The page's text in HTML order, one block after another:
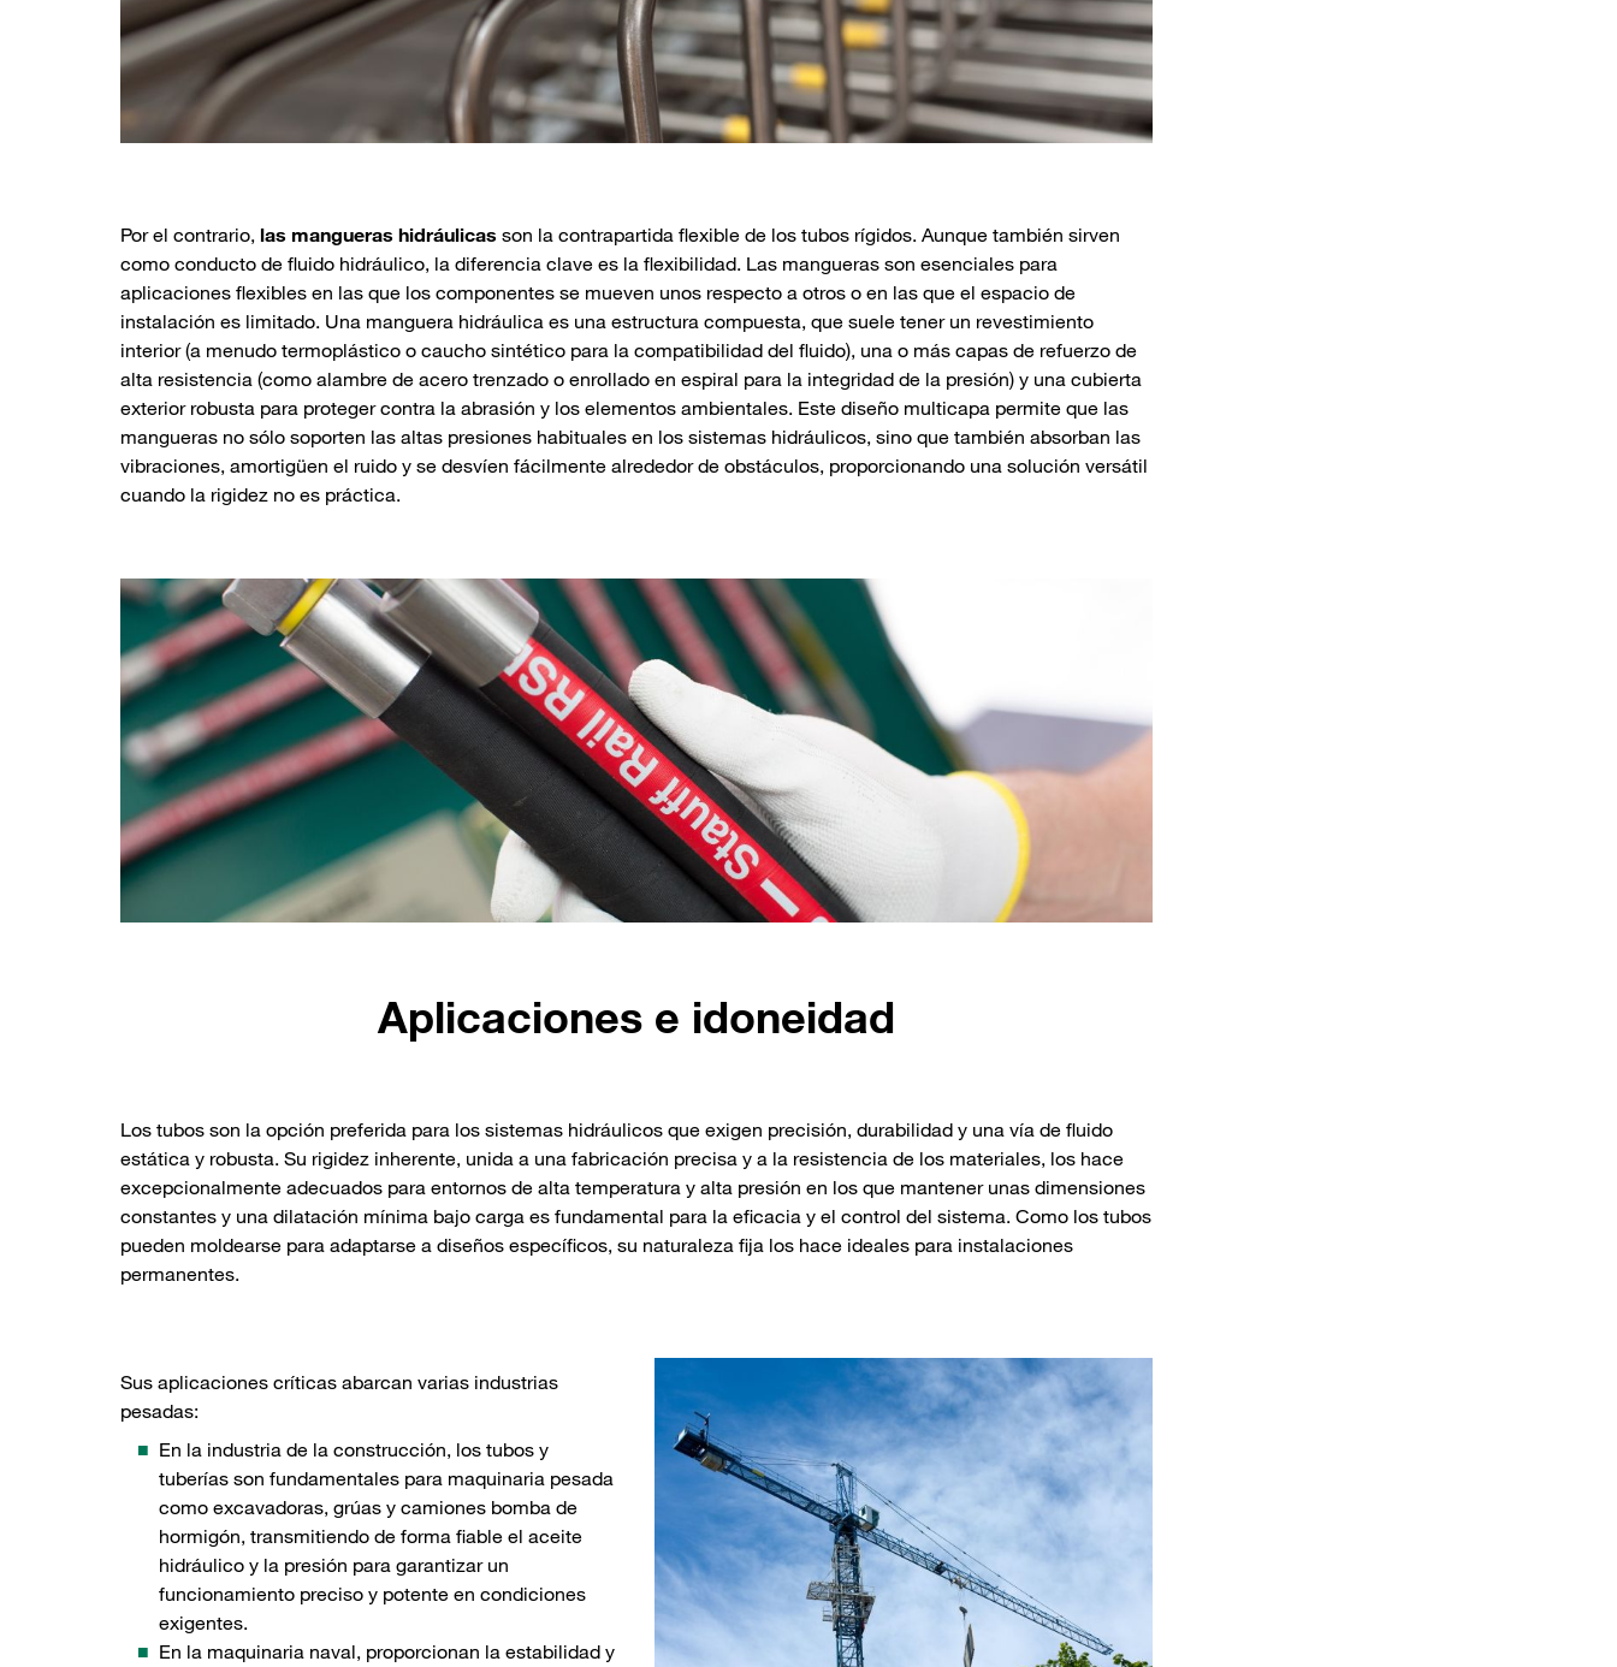
Por el contrario, las mangueras hidráulicas son la contrapartida flexible de los tubos rígidos. Aunque también sirven
como conducto de fluido hidráulico, la diferencia clave es la flexibilidad. Las mangueras son esenciales para
aplicaciones flexibles en las que los componentes se mueven unos respecto a otros o en las que el espacio de
instalación es limitado. Una manguera hidráulica es una estructura compuesta, que suele tener un revestimiento
interior (a menudo termoplástico o caucho sintético para la compatibilidad del fluido), una o más capas de refuerzo de
alta resistencia (como alambre de acero trenzado o enrollado en espiral para la integridad de la presión) y una cubierta
exterior robusta para proteger contra la abrasión y los elementos ambientales. Este diseño multicapa permite que las
mangueras no sólo soporten las altas presiones habituales en los sistemas hidráulicos, sino que también absorban las
vibraciones, amortigüen el ruido y se desvíen fácilmente alrededor de obstáculos, proporcionando una solución versátil
cuando la rigidez no es práctica.
Aplicaciones e idoneidad
Los tubos son la opción preferida para los sistemas hidráulicos que exigen precisión, durabilidad y una vía de fluido
estática y robusta. Su rigidez inherente, unida a una fabricación precisa y a la resistencia de los materiales, los hace
excepcionalmente adecuados para entornos de alta temperatura y alta presión en los que mantener unas dimensiones
constantes y una dilatación mínima bajo carga es fundamental para la eficacia y el control del sistema. Como los tubos
pueden moldearse para adaptarse a diseños específicos, su naturaleza fija los hace ideales para instalaciones
permanentes.
Sus aplicaciones críticas abarcan varias industrias
pesadas:
En la industria de la construcción, los tubos y
tuberías son fundamentales para maquinaria pesada
como excavadoras, grúas y camiones bomba de
hormigón, transmitiendo de forma fiable el aceite
hidráulico y la presión para garantizar un
funcionamiento preciso y potente en condiciones
exigentes.
En la maquinaria naval, proporcionan la estabilidad y